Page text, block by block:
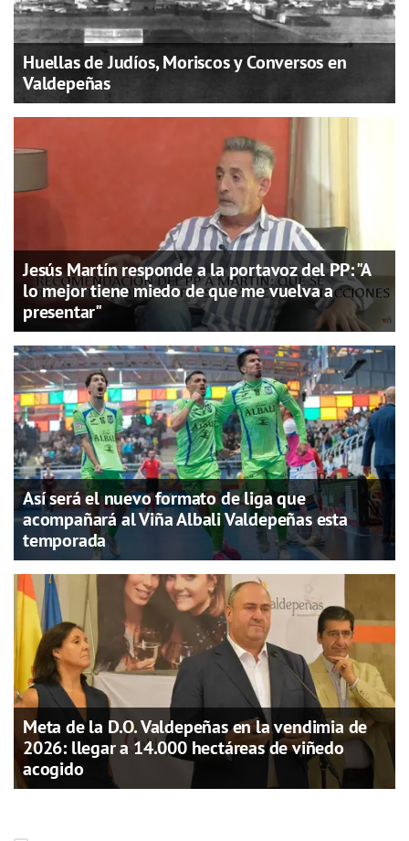
Huellas de Judíos, Moriscos y Conversos en
Valdepeñas
Jesús Martín responde a la portavoz del PP: "A
lo mejor tiene miedo de que me vuelva a
presentar"
Así será el nuevo formato de liga que
acompañará al Viña Albali Valdepeñas esta
temporada
Meta de la D.O. Valdepeñas en la vendimia de
2026: llegar a 14.000 hectáreas de viñedo
acogido